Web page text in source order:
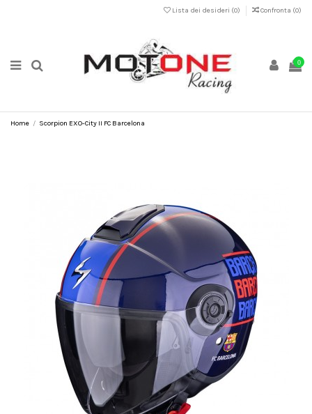
Lista dei desideri (0) Confronta (0)
0
Home Scorpion EXO-City II FC Barcelona